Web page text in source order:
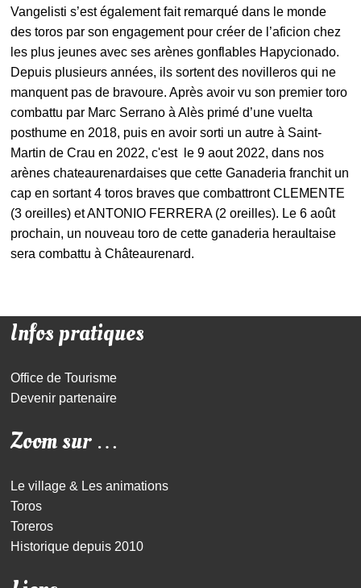
Vangelisti s’est également fait remarqué dans le monde
des toros par son engagement pour créer de l’aficion chez
les plus jeunes avec ses arènes gonflables Hapycionado.
Depuis plusieurs années, ils sortent des novilleros qui ne
manquent pas de bravoure. Après avoir vu son premier toro
combattu par Marc Serrano à Alès primé d’une vuelta
posthume en 2018, puis en avoir sorti un autre à Saint-
Martin de Crau en 2022, c'est le 9 aout 2022, dans nos
arènes chateaurenardaises que cette Ganaderia franchit un
cap en sortant 4 toros braves que combattront CLEMENTE
(3 oreilles) et ANTONIO FERRERA (2 oreilles). Le 6 août
prochain, un nouveau toro de cette ganaderia heraultaise
sera combattu à Châteaurenard.
Infos pratiques
Office de Tourisme
Devenir partenaire
Zoom sur …
Le village & Les animations
Toros
Toreros
Historique depuis 2010